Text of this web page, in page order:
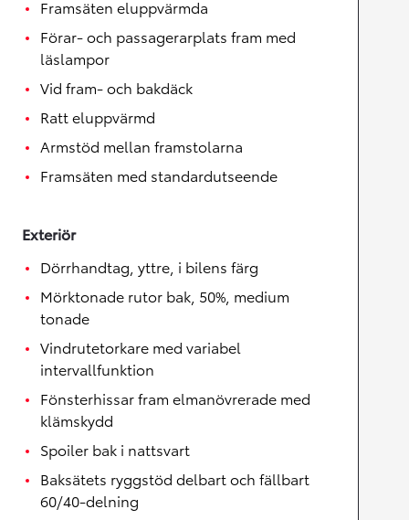
Framsäten eluppvärmda
Förar- och passagerarplats fram med
läslampor
Vid fram- och bakdäck
Ratt eluppvärmd
Armstöd mellan framstolarna
Framsäten med standardutseende
Exteriör
Dörrhandtag, yttre, i bilens färg
Mörktonade rutor bak, 50%, medium
tonade
Vindrutetorkare med variabel
intervallfunktion
Fönsterhissar fram elmanövrerade med
klämskydd
Spoiler bak i nattsvart
Baksätets ryggstöd delbart och fällbart
60/40-delning